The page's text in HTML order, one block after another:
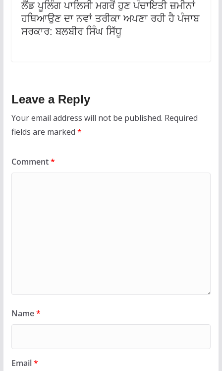
ਲੈਂਡ ਪੂਲਿੰਗ ਪਾਲਿਸੀ ਮਗਰੋਂ ਹੁਣ ਪੰਚਾਇਤੀ ਜ਼ਮੀਨਾਂ
ਹਥਿਆਉਣ ਦਾ ਨਵਾਂ ਤਰੀਕਾ ਅਪਣਾ ਰਹੀ ਹੈ ਪੰਜਾਬ
ਸਰਕਾਰ: ਬਲਬੀਰ ਸਿੰਘ ਸਿੱਧੂ
Leave a Reply
Your email address will not be published. Required
fields are marked *
Comment*
Name*
Email*